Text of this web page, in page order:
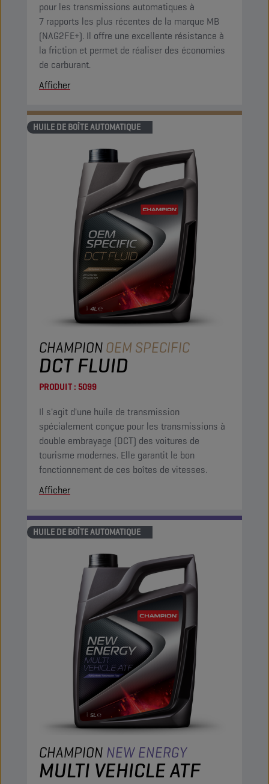
pour les transmissions automatiques à
7 rapports les plus récentes de la marque MB
(NAG2FE+). Il offre une excellente résistance à
la friction et permet de réaliser des économies
de carburant.
Afficher
HUILE DE BOÎTE AUTOMATIQUE
CHAMPIONOEM SPECIFIC
DCT FLUID
PRODUIT : 5099
Il s'agit d'une huile de transmission
spécialement conçue pour les transmissions à
double embrayage (DCT) des voitures de
tourisme modernes. Elle garantit le bon
fonctionnement de ces boîtes de vitesses.
Afficher
HUILE DE BOÎTE AUTOMATIQUE
CHAMPION NEW ENERGY
MULTI VEHICLE ATF